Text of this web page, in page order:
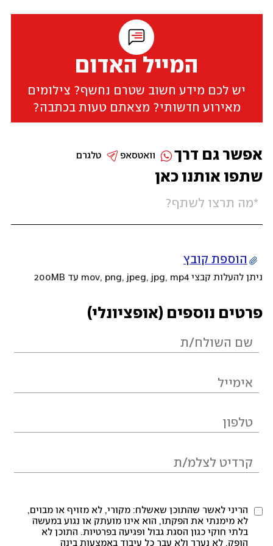
המייל האדום
יש לכם מידע חשוב שטרם נחשף? צילומים
מאירוע חדשותי? מצאתם טעות בכתבה?
שתפו אותנו כאן
הוספת קובץ
ניתן להעלות קבצי mov, png, jpeg, jpg, mp4 עד 200MB
פרטים נוספים (אופציונלי)
הריני לאשר שהתוכן שאשלח: מקורי, לא מזויף או מבוים,
לא מימנתי את הפקתו, הוא אינו מועתק או נגוע במעשה
בלתי חוקי כגון הסגת גבול ופגיעה בפרטיות. התוכן לא
הופק, לא נערך ולא עבר כל עיבוד באמצעות בינה
אפשר גם דרך טלגרם וואטסאפ